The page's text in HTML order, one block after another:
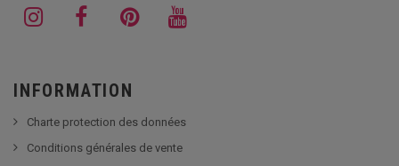
INFORMATION
Charte protection des données
Conditions générales de vente